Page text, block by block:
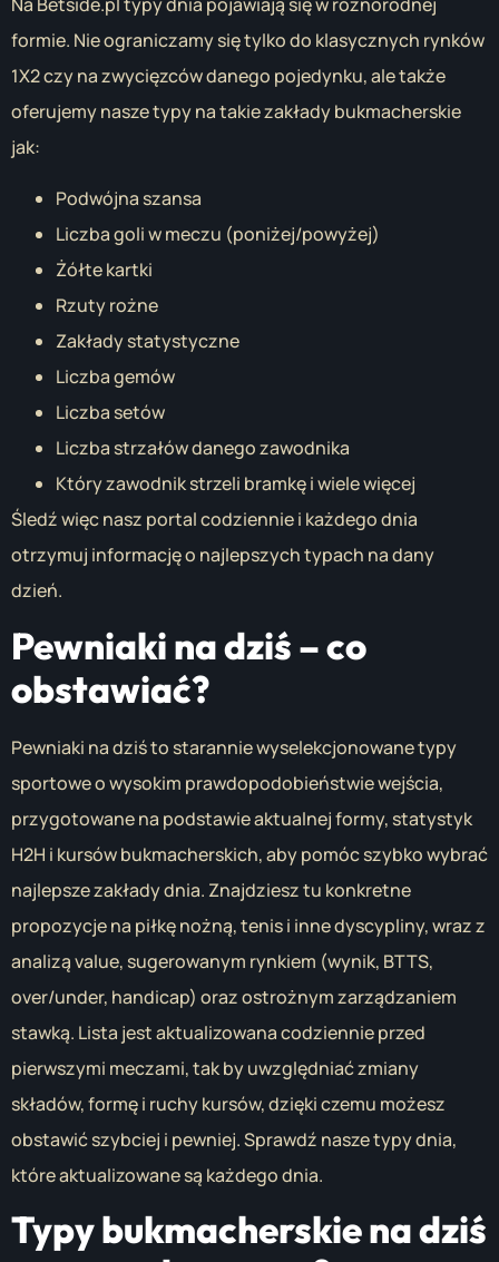
formie. Nie ograniczamy się tylko do klasycznych rynków
1X2 czy na zwycięzców danego pojedynku, ale także
oferujemy nasze typy na takie zakłady bukmacherskie
jak:
Podwójna szansa
Liczba goli w meczu (poniżej/powyżej)
Żółte kartki
Rzuty rożne
Zakłady statystyczne
Liczba gemów
Liczba setów
Liczba strzałów danego zawodnika
Który zawodnik strzeli bramkę i wiele więcej
Śledź więc nasz portal codziennie i każdego dnia
otrzymuj informację o najlepszych typach na dany
dzień.
Pewniaki na dziś – co
obstawiać?
Pewniaki na dziś to starannie wyselekcjonowane typy
sportowe o wysokim prawdopodobieństwie wejścia,
przygotowane na podstawie aktualnej formy, statystyk
H2H i kursów bukmacherskich, aby pomóc szybko wybrać
najlepsze zakłady dnia. Znajdziesz tu konkretne
propozycje na piłkę nożną, tenis i inne dyscypliny, wraz z
analizą value, sugerowanym rynkiem (wynik, BTTS,
over/under, handicap) oraz ostrożnym zarządzaniem
stawką. Lista jest aktualizowana codziennie przed
pierwszymi meczami, tak by uwzględniać zmiany
składów, formę i ruchy kursów, dzięki czemu możesz
obstawić szybciej i pewniej. Sprawdź nasze typy dnia,
które aktualizowane są każdego dnia.
Typy bukmacherskie na dziś